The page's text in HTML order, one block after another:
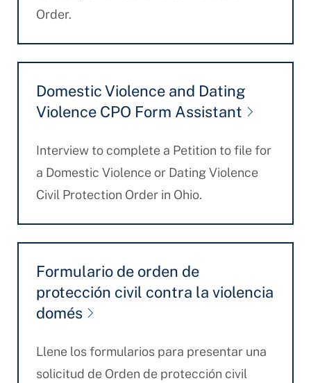
Order.
Domestic Violence and Dating
Violence CPO Form Assistant
Interview to complete a Petition to file for
a Domestic Violence or Dating Violence
Civil Protection Order in Ohio.
Formulario de orden de
protección civil contra la violencia
domés
Llene los formularios para presentar una
solicitud de Orden de protección civil